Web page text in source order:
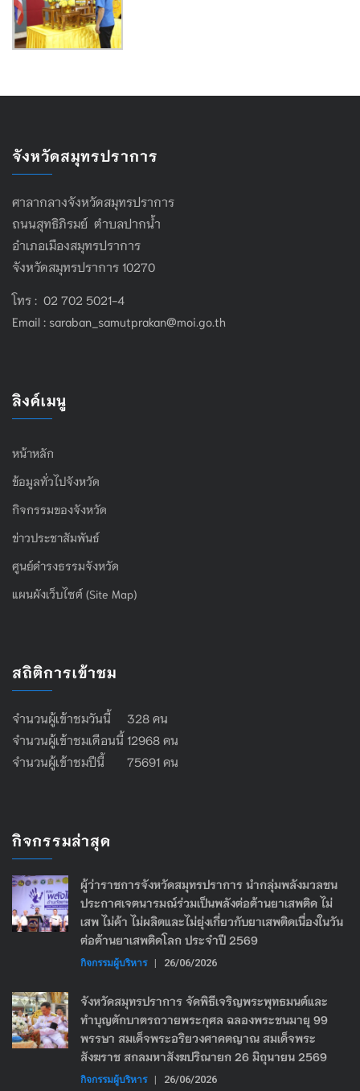
จังหวัดสมุทรปราการ
ศาลากลางจังหวัดสมุทรปราการ
ถนนสุทธิภิรมย์ ตำบลปากน้ำ
อำเภอเมืองสมุทรปราการ
จังหวัดสมุทรปราการ 10270
โทร : 02 702 5021-4
Email : saraban_samutprakan@moi.go.th
ลิงค์เมนู
หน้าหลัก
ข้อมูลทั่วไปจังหวัด
กิจกรรมของจังหวัด
ข่าวประชาสัมพันธ์
ศูนย์ดำรงธรรมจังหวัด
แผนผังเว็บไซต์ (Site Map)
สถิติการเข้าชม
จำนวนผู้เข้าชมวันนี้ 328 คน
จำนวนผู้เข้าชมเดือนนี้ 12968 คน
จำนวนผู้เข้าชมปีนี้ 75691 คน
กิจกรรมล่าสุด
ผู้ว่าราชการจังหวัดสมุทรปราการ นำกลุ่มพลังมวลชน
ประกาศเจตนารมณ์ร่วมเป็นพลังต่อต้านยาเสพติด ไม่
เสพ ไม่ค้า ไม่ผลิตและไม่ยุ่งเกี่ยวกับยาเสพติดเนื่องในวัน
ต่อต้านยาเสพติดโลก ประจำปี 2569
กิจกรรมผู้บริหาร | 26/06/2026
จังหวัดสมุทรปราการ จัดพิธีเจริญพระพุทธมนต์และ
ทำบุญตักบาตรถวายพระกุศล ฉลองพระชนมายุ 99
พรรษา สมเด็จพระอริยวงศาคตญาณ สมเด็จพระ
สังฆราช สกลมหาสังฆปริณายก 26 มิถุนายน 2569
กิจกรรมผู้บริหาร | 26/06/2026